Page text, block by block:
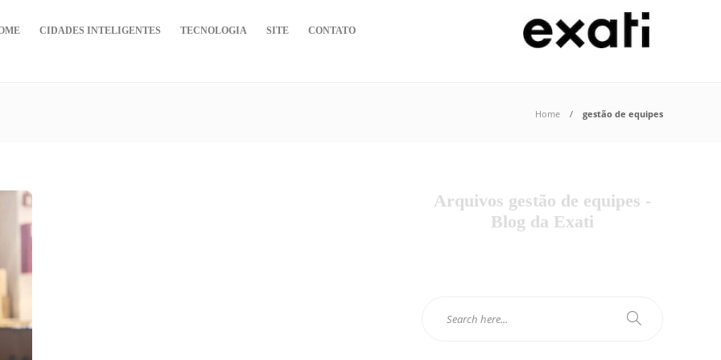
CIDADES INTELIGENTES TECNOLOGIA SITE CONTATO
Home gestão de equipes
Arquivos gestão de equipes -
Blog da Exati